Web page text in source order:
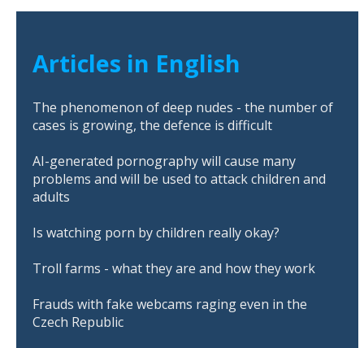
Articles in English
The phenomenon of deep nudes - the number of
cases is growing, the defence is difficult
AI-generated pornography will cause many
problems and will be used to attack children and
adults
Is watching porn by children really okay?
Troll farms - what they are and how they work
Frauds with fake webcams raging even in the
Czech Republic